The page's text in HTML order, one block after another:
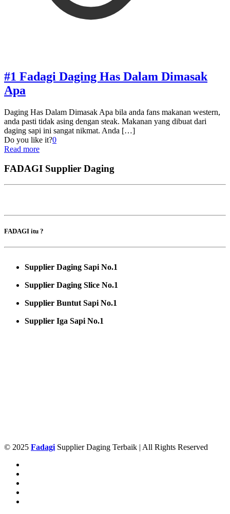
#1 Fadagi Daging Has Dalam Dimasak
Apa
Daging Has Dalam Dimasak Apa bila anda fans makanan western,
anda pasti tidak asing dengan steak. Makanan yang dibuat dari
daging sapi ini sangat nikmat. Anda […]
Do you like it?0
Read more
FADAGI Supplier Daging
FADAGI itu ?
Supplier Daging Sapi No.1
Supplier Daging Slice No.1
Supplier Buntut Sapi No.1
Supplier Iga Sapi No.1
© 2025 FadagiSupplier Daging Terbaik | All Rights Reserved